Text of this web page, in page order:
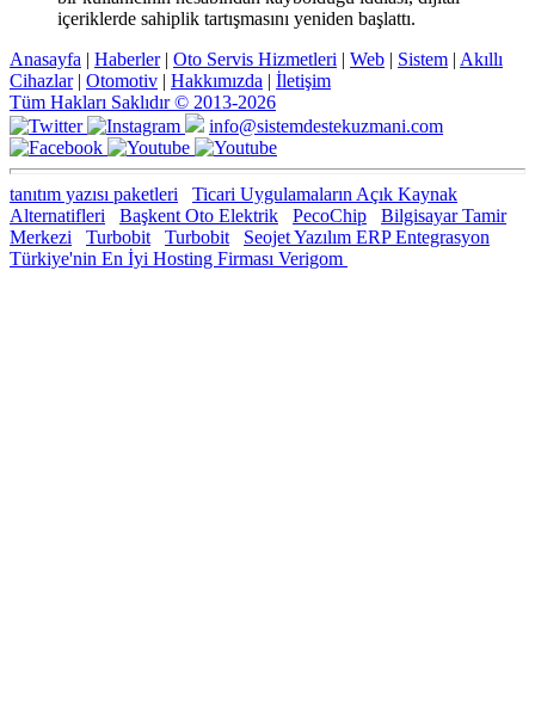
içeriklerde sahiplik tartışmasını yeniden başlattı.
Anasayfa | Haberler| Oto Servis Hizmetleri | Web | Sistem | Akıllı
Cihazlar| Otomotiv | Hakkımızda | İletişim
Tüm Hakları Saklıdır © 2013-2026
info@sistemdestekuzmani.com
tanıtım yazısı paketleri
Ticari Uygulamaların Açık Kaynak
Alternatifleri
Başkent Oto Elektrik PecoChip
Bilgisayar Tamir
Merkezi
Turbobit Turbobit
Seojet Yazılım ERP Entegrasyon
Türkiye'nin En İyi Hosting Firması Verigom